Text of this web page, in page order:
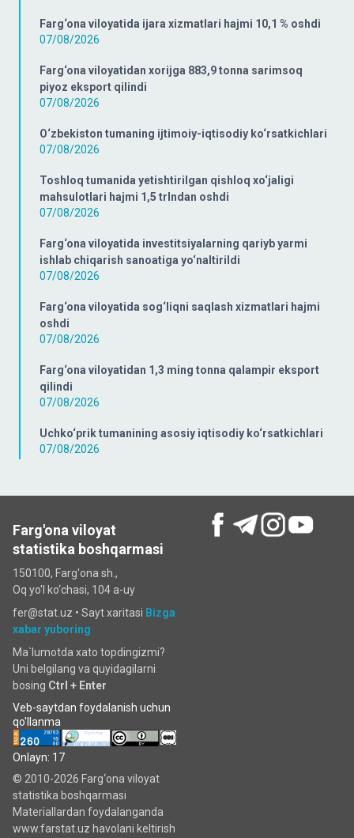
Farg‘ona viloyatida ijara xizmatlari hajmi 10,1 % oshdi
07/08/2026
Farg‘ona viloyatidan xorijga 883,9 tonna sarimsoq
piyoz eksport qilindi
07/08/2026
O‘zbekiston tumaning ijtimoiy-iqtisodiy ko‘rsatkichlari
07/08/2026
Toshloq tumanida yetishtirilgan qishloq xo‘jaligi
mahsulotlari hajmi 1,5 trlndan oshdi
07/08/2026
Farg‘ona viloyatida investitsiyalarning qariyb yarmi
ishlab chiqarish sanoatiga yo‘naltirildi
07/08/2026
Farg‘ona viloyatida sog‘liqni saqlash xizmatlari hajmi
oshdi
07/08/2026
Farg‘ona viloyatidan 1,3 ming tonna qalampir eksport
qilindi
07/08/2026
Uchko‘prik tumanining asosiy iqtisodiy ko‘rsatkichlari
07/08/2026
Farg'ona viloyat
statistika boshqarmasi
150100, Farg'ona sh.,
Oq yo'l ko‘chаsi, 104 a-uy
fer@stat.uz • Sayt xaritasi Bizga
xabar yuboring
Ma`lumotda xato topdingizmi?
Uni belgilang va quyidagilarni
bosing Ctrl + Enter
Veb-saytdan foydalanish uchun
qo'llanma
Onlayn: 17
© 2010-2026 Farg‘ona viloyat
statistika boshqarmasi
Materiallardan foydalanganda
www.farstat.uz havolani keltirish